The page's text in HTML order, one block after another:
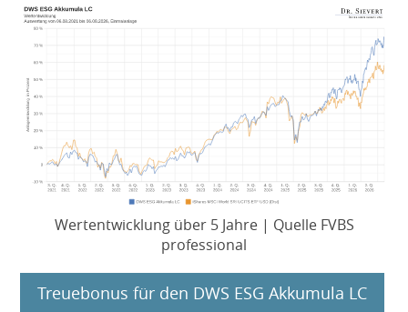
Wertentwicklung über 5 Jahre | Quelle FVBS
professional
Treuebonus für den DWS ESG Akkumula LC